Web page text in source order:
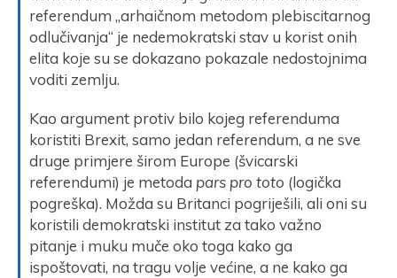
referendum „arhaičnom metodom plebiscitarnog
odlučivanja“ je nedemokratski stav u korist onih
elita koje su se dokazano pokazale nedostojnima
voditi zemlju.
Kao argument protiv bilo kojeg referenduma
koristiti Brexit, samo jedan referendum, a ne sve
druge primjere širom Europe (švicarski
referendumi) je metoda pars pro toto (logička
pogreška). Možda su Britanci pogriješili, ali oni su
koristili demokratski institut za tako važno
pitanje i muku muče oko toga kako ga
ispoštovati, na tragu volje većine, a ne kako ga